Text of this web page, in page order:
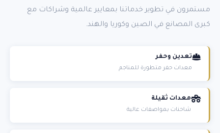
مستمرون في تطوير خدماتنا بمعايير عالمية وشراكات مع
كبرى المصانع في الصين وكوريا والهند.
تعدين وحفر
معدات حفر متطورة للمناجم
معدات ثقيلة
شاحنات بمواصفات عالية